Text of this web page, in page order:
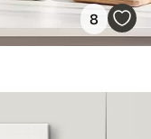
8